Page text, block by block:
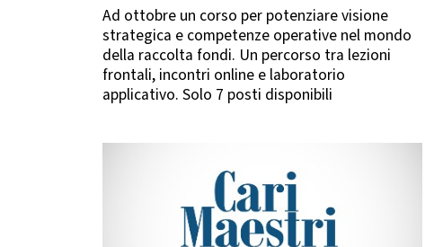
Ad ottobre un corso per potenziare visione
strategica e competenze operative nel mondo
della raccolta fondi. Un percorso tra lezioni
frontali, incontri online e laboratorio
applicativo. Solo 7 posti disponibili